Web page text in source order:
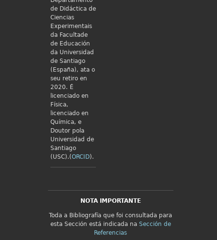
de Didáctica de
Ciencias
Experimentais
da Facultade
de Educación
da Universidad
de Santiago
(España), ata o
seu retiro en
2020. É
licenciado en
Física,
licenciado en
Química, e
Doutor pola
Universidad de
Santiago
(USC).(ORCID).
NOTA IMPORTANTE
Toda a Bibliografía que foi consultada para
esta Sección está indicada na Sección de
Referencias